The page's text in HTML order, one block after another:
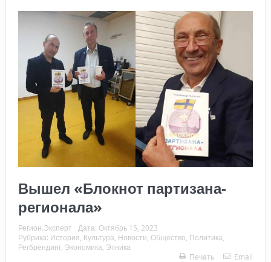
Вышел «Блокнот партизана-
регионала»
Регион.Эксперт Дата: Октябрь 15, 2023
Рубрика: История Культура Новости Общество Политика
Регбрендинг, Экономика Этника
Печать
Email